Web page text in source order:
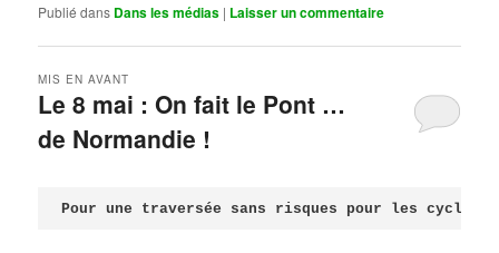
Publié dans Dans les médias | Laisser un commentaire
Le 8 mai : On fait le Pont …
de Normandie !
MIS EN AVANT
Pour une traversée sans risques pour les